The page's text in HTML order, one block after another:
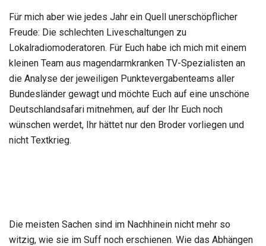
Für mich aber wie jedes Jahr ein Quell unerschöpflicher
Freude: Die schlechten Liveschaltungen zu
Lokalradiomoderatoren. Für Euch habe ich mich mit einem
kleinen Team aus magendarmkranken TV-Spezialisten an
die Analyse der jeweiligen Punktevergabenteams aller
Bundesländer gewagt und möchte Euch auf eine unschöne
Deutschlandsafari mitnehmen, auf der Ihr Euch noch
wünschen werdet, Ihr hättet nur den Broder vorliegen und
nicht Textkrieg.
Die meisten Sachen sind im Nachhinein nicht mehr so
witzig, wie sie im Suff noch erschienen. Wie das Abhängen